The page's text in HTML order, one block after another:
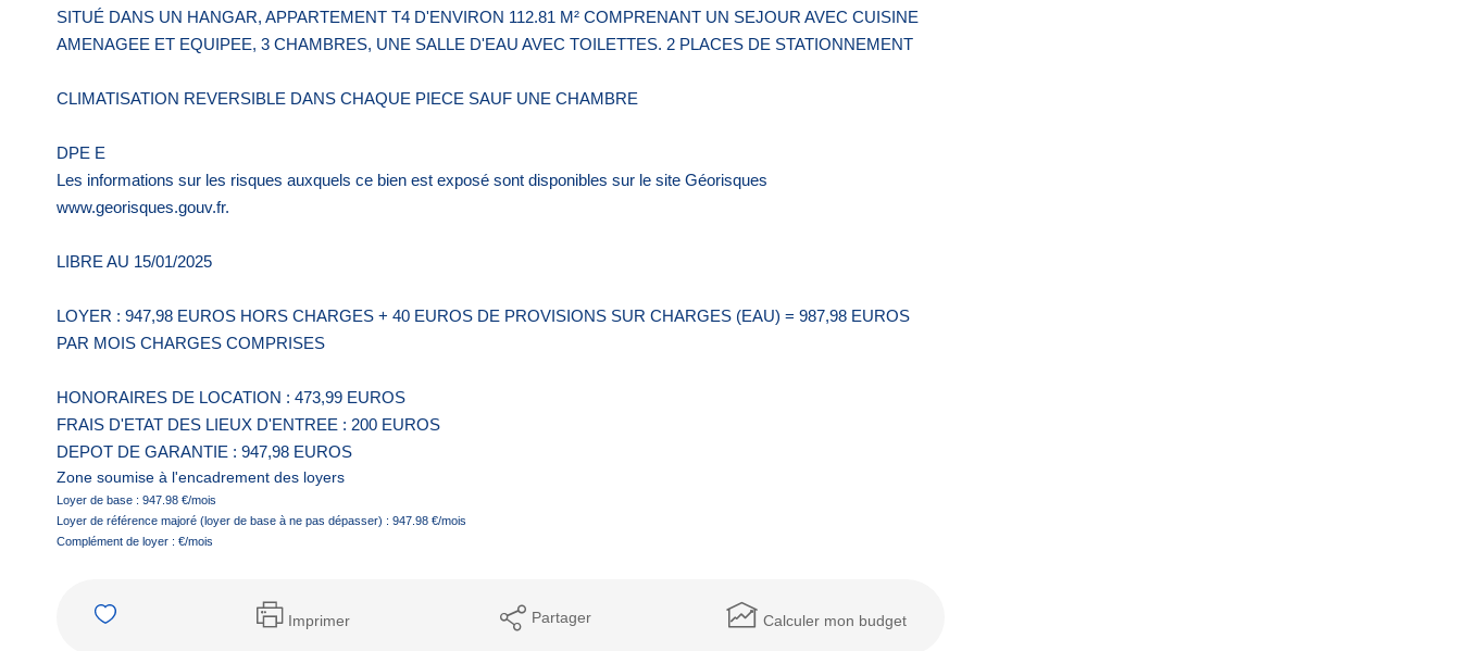
SITUÉ DANS UN HANGAR, APPARTEMENT T4 D'ENVIRON 112.81 M² COMPRENANT UN SEJOUR AVEC CUISINE
AMENAGEE ET EQUIPEE, 3 CHAMBRES, UNE SALLE D'EAU AVEC TOILETTES. 2 PLACES DE STATIONNEMENT
CLIMATISATION REVERSIBLE DANS CHAQUE PIECE SAUF UNE CHAMBRE
DPE E
Les informations sur les risques auxquels ce bien est exposé sont disponibles sur le site Géorisques
www.georisques.gouv.fr.
LIBRE AU 15/01/2025
LOYER : 947,98 EUROS HORS CHARGES + 40 EUROS DE PROVISIONS SUR CHARGES (EAU) = 987,98 EUROS
PAR MOIS CHARGES COMPRISES
HONORAIRES DE LOCATION : 473,99 EUROS
FRAIS D'ETAT DES LIEUX D'ENTREE : 200 EUROS
DEPOT DE GARANTIE : 947,98 EUROS
Zone soumise à l'encadrement des loyers
Loyer de base : 947.98 €/mois
Loyer de référence majoré (loyer de base à ne pas dépasser) : 947.98 €/mois
Complément de loyer : €/mois
Imprimer Partager Calculer mon budget